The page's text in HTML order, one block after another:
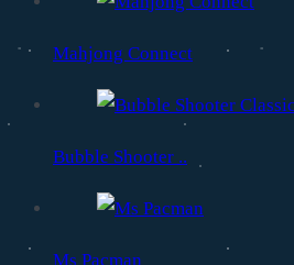
Mahjong Connect
Bubble Shooter ..
Ms Pacman